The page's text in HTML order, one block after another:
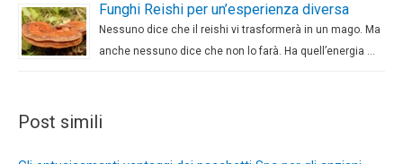
Funghi Reishi per un’esperienza diversa
Nessuno dice che il reishi vi trasformerà in un mago. Ma
anche nessuno dice che non lo farà. Ha quell’energia …
Post simili